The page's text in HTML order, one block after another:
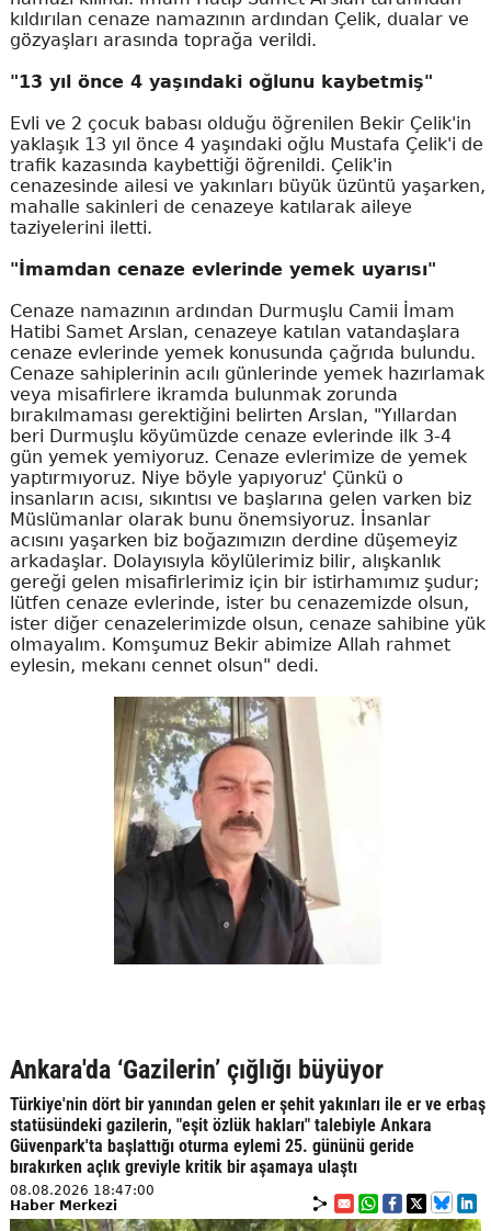
kıldırılan cenaze namazının ardından Çelik, dualar ve
gözyaşları arasında toprağa verildi.
"13 yıl önce 4 yaşındaki oğlunu kaybetmiş"
Evli ve 2 çocuk babası olduğu öğrenilen Bekir Çelik'in
yaklaşık 13 yıl önce 4 yaşındaki oğlu Mustafa Çelik'i de
trafik kazasında kaybettiği öğrenildi. Çelik'in
cenazesinde ailesi ve yakınları büyük üzüntü yaşarken,
mahalle sakinleri de cenazeye katılarak aileye
taziyelerini iletti.
"İmamdan cenaze evlerinde yemek uyarısı"
Cenaze namazının ardından Durmuşlu Camii İmam
Hatibi Samet Arslan, cenazeye katılan vatandaşlara
cenaze evlerinde yemek konusunda çağrıda bulundu.
Cenaze sahiplerinin acılı günlerinde yemek hazırlamak
veya misafirlere ikramda bulunmak zorunda
bırakılmaması gerektiğini belirten Arslan, "Yıllardan
beri Durmuşlu köyümüzde cenaze evlerinde ilk 3-4
gün yemek yemiyoruz. Cenaze evlerimize de yemek
yaptırmıyoruz. Niye böyle yapıyoruz' Çünkü o
insanların acısı, sıkıntısı ve başlarına gelen varken biz
Müslümanlar olarak bunu önemsiyoruz. İnsanlar
acısını yaşarken biz boğazımızın derdine düşemeyiz
arkadaşlar. Dolayısıyla köylülerimiz bilir, alışkanlık
gereği gelen misafirlerimiz için bir istirhamımız şudur;
lütfen cenaze evlerinde, ister bu cenazemizde olsun,
ister diğer cenazelerimizde olsun, cenaze sahibine yük
olmayalım. Komşumuz Bekir abimize Allah rahmet
eylesin, mekanı cennet olsun" dedi.
Ankara'da ‘Gazilerin’ çığlığı büyüyor
Türkiye'nin dört bir yanından gelen er şehit yakınları ile er ve erbaş
statüsündeki gazilerin, "eşit özlük hakları" talebiyle Ankara
Güvenpark'ta başlattığı oturma eylemi 25. gününü geride
bırakırken açlık greviyle kritik bir aşamaya ulaştı
08.08.2026 18:47:00
Haber Merkezi